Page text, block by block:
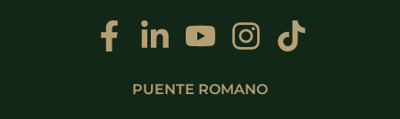
PUENTE ROMANO